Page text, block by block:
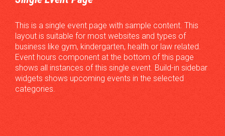
This is a single event page with sample content. This
layout is suitable for most websites and types of
business like gym, kindergarten, health or law related.
Event hours component at the bottom of this page
shows all instances of this single event. Build-in sidebar
widgets shows upcoming events in the selected
categories.